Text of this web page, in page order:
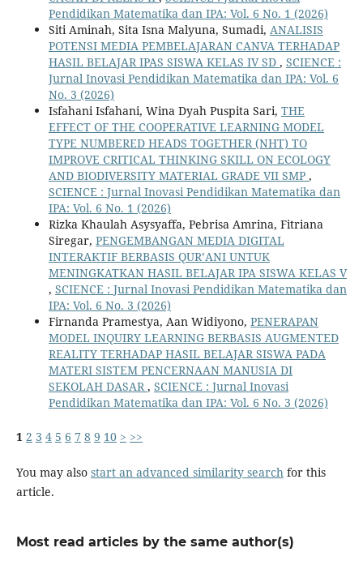
Pendidikan Matematika dan IPA: Vol. 6 No. 1 (2026)
Siti Aminah, Sita Isna Malyuna, Sumadi, ANALISIS
POTENSI MEDIA PEMBELAJARAN CANVA TERHADAP
HASIL BELAJAR IPAS SISWA KELAS IV SD , SCIENCE :
Jurnal Inovasi Pendidikan Matematika dan IPA: Vol. 6
No. 3 (2026)
Isfahani Isfahani, Wina Dyah Puspita Sari, THE
EFFECT OF THE COOPERATIVE LEARNING MODEL
TYPE NUMBERED HEADS TOGETHER (NHT) TO
IMPROVE CRITICAL THINKING SKILL ON ECOLOGY
AND BIODIVERSITY MATERIAL GRADE VII SMP ,
SCIENCE : Jurnal Inovasi Pendidikan Matematika dan
IPA: Vol. 6 No. 1 (2026)
Rizka Khaulah Asysyaffa, Pebrisa Amrina, Fitriana
Siregar, PENGEMBANGAN MEDIA DIGITAL
INTERAKTIF BERBASIS QUR’ANI UNTUK
MENINGKATKAN HASIL BELAJAR IPA SISWA KELAS V
, SCIENCE : Jurnal Inovasi Pendidikan Matematika dan
IPA: Vol. 6 No. 3 (2026)
Firnanda Pramestya, Aan Widiyono, PENERAPAN
MODEL INQUIRY LEARNING BERBASIS AUGMENTED
REALITY TERHADAP HASIL BELAJAR SISWA PADA
MATERI SISTEM PENCERNAAN MANUSIA DI
SEKOLAH DASAR, SCIENCE : Jurnal Inovasi
Pendidikan Matematika dan IPA: Vol. 6 No. 3 (2026)
1 2 3 4 5 6 7 8 9 10 > >>
You may also start an advanced similarity searchfor this
article.
Most read articles by the same author(s)